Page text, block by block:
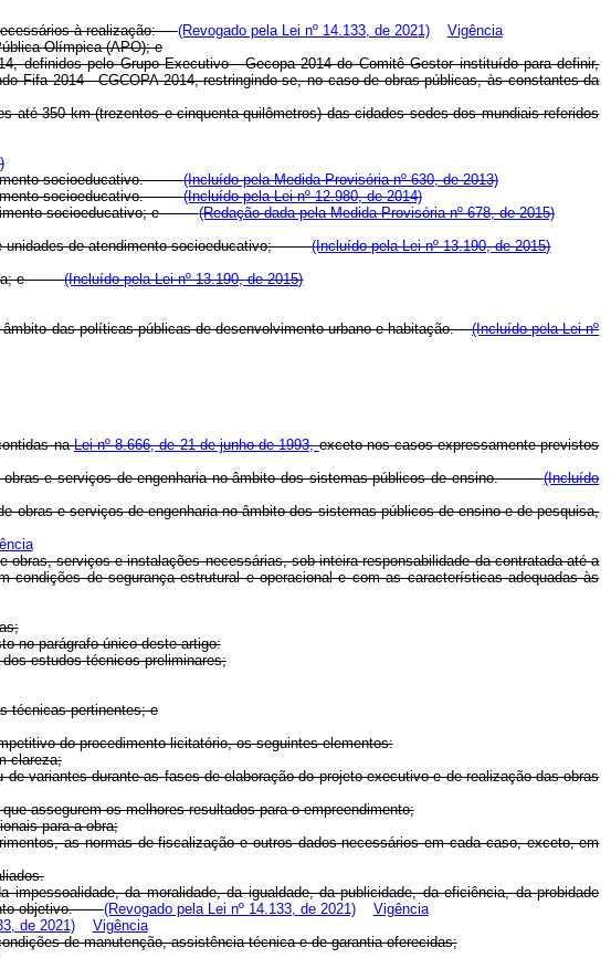
necessários à realização:(Revogado pela Lei nº 14.133, de 2021)
Vigência
Olímpica (APO); e
definidos pelo Grupo Executivo - Gecopa 2014 do Comitê Gestor instituído para definir,
Fifa 2014 - CGCOPA 2014, restringindo-se, no caso de obras públicas, às constantes da
350 km (trezentos e cinquenta quilômetros) das cidades sedes dos mundiais referidos
socioeducativo.
(Incluído pela Medida Provisória nº 630, de 2013)
socioeducativo.(Incluído pela Lei nº 12.980, de 2014)
socioeducativo; e(Redação dada pela Medida Provisória nº 678, de 2015)
de unidades de atendimento socioeducativo;(Incluído pela Lei nº 13.190, de 2015)
e(Incluído pela Lei nº 13.190, de 2015)
âmbito das políticas públicas de desenvolvimento urbano e habitação.(Incluído pela Lei nº
naLei nº 8.666, de 21 de junho de 1993,exceto nos casos expressamente previstos
obras e serviços de engenharia no âmbito dos sistemas públicos de ensino.(Incluído
e serviços de engenharia no âmbito dos sistemas públicos de ensino e de pesquisa,
serviços e instalações necessárias, sob inteira responsabilidade da contratada até a
de segurança estrutural e operacional e com as características adequadas às
no parágrafo único deste artigo:
estudos técnicos preliminares;
técnicas pertinentes; e
do procedimento licitatório, os seguintes elementos:
clareza;
variantes durante as fases de elaboração do projeto executivo e de realização das obras
assegurem os melhores resultados para o empreendimento;
para a obra;
as normas de fiscalização e outros dados necessários em cada caso, exceto, em
da moralidade, da igualdade, da publicidade, da eficiência, da probidade
objetivo.(Revogado pela Lei nº 14.133, de 2021)
Vigência
de 2021)
Vigência
de manutenção, assistência técnica e de garantia oferecidas;